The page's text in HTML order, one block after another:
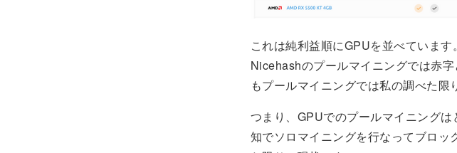
これは純利益順にGPUを並べています
Nicehashのプールマイニングでは赤
もプールマイニングでは私の調べた限
つまり、GPUでのプールマイニング
知でソロマイニングを行なってブロ